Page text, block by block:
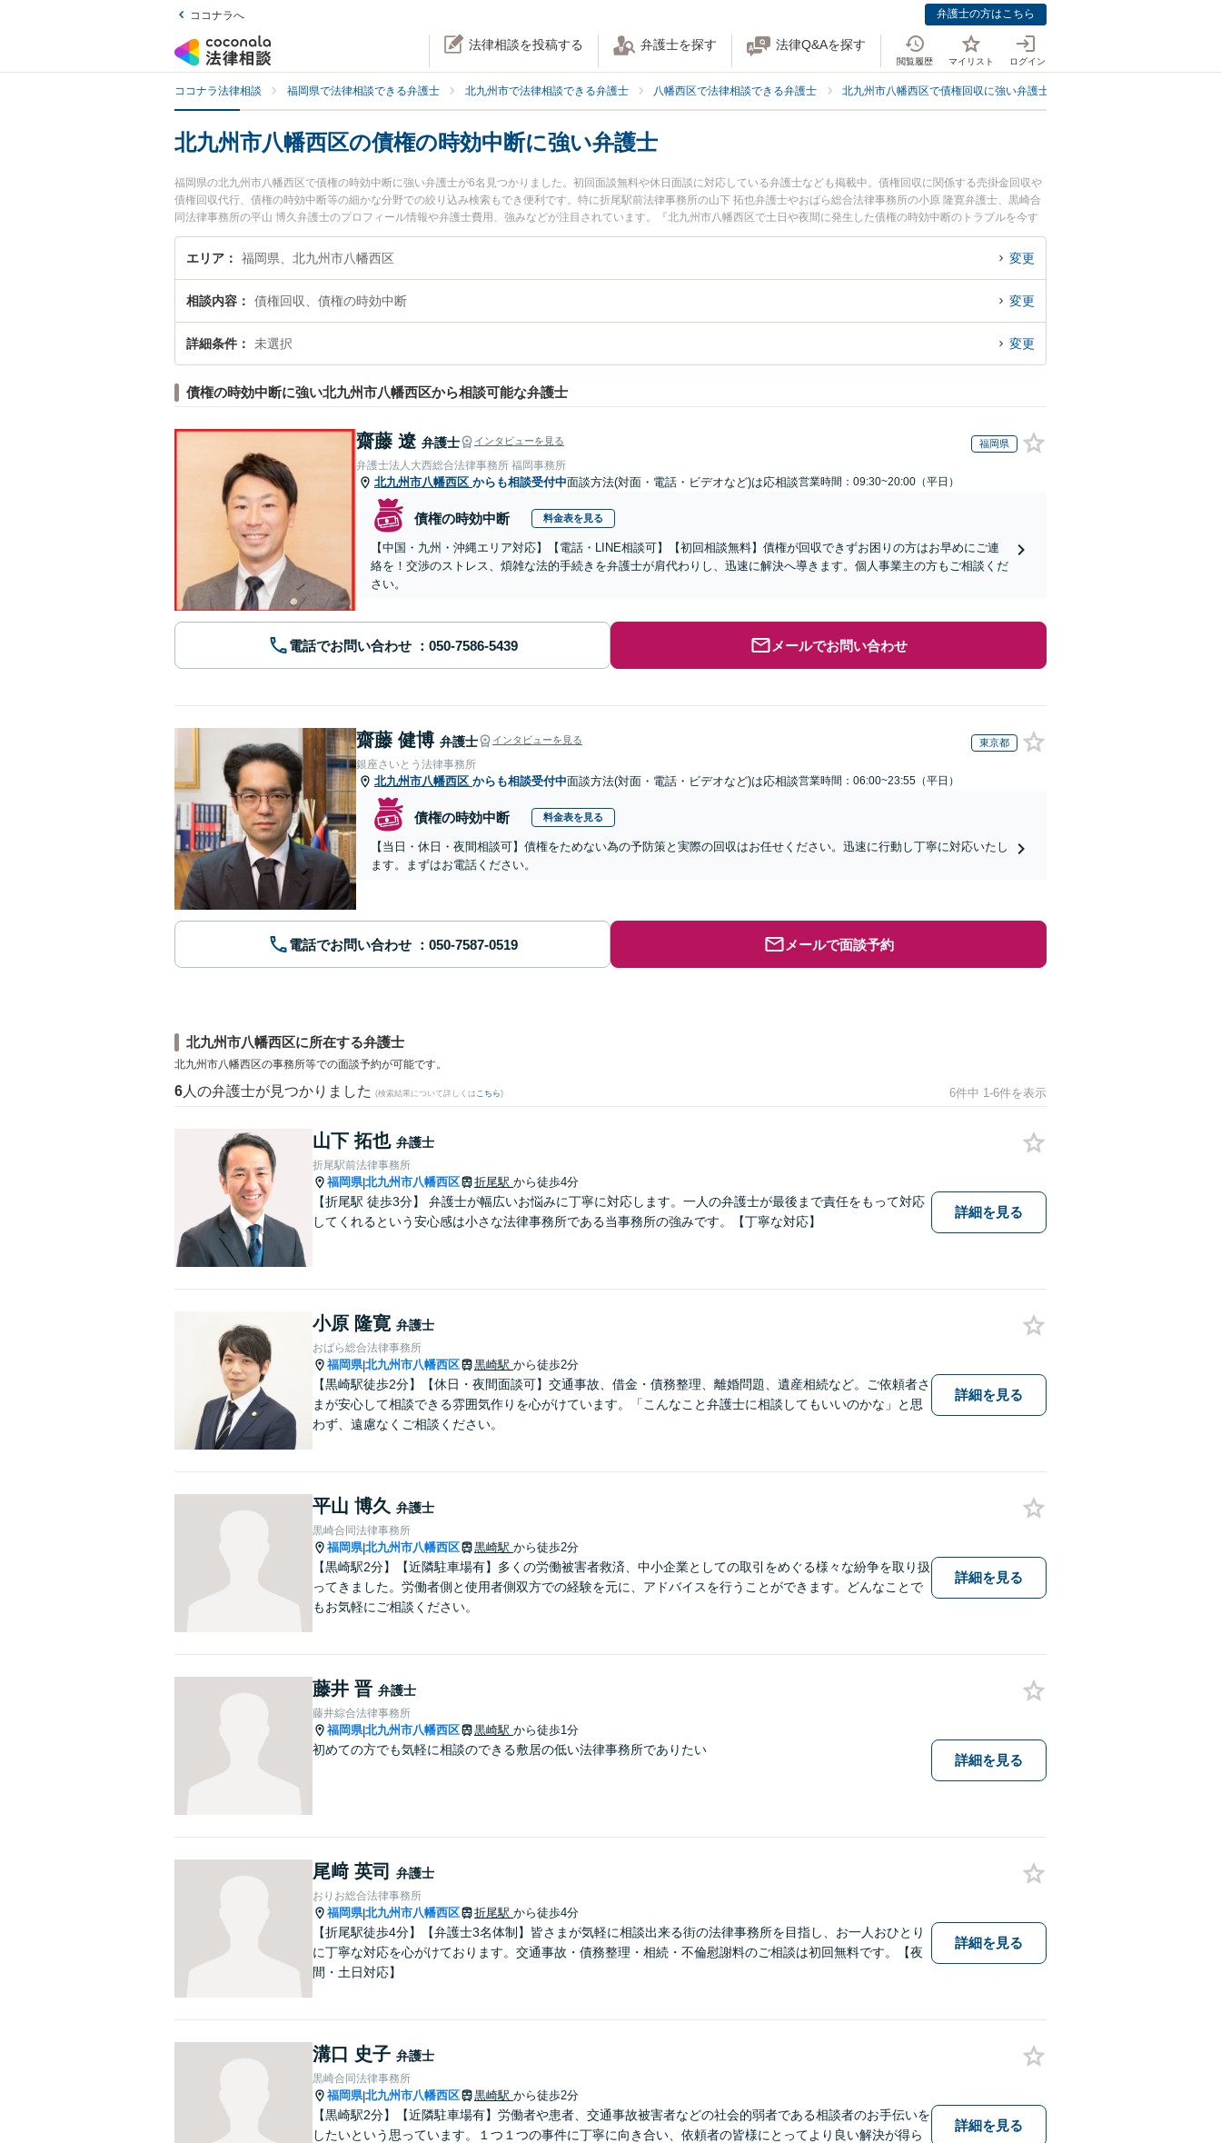
ココナラへ 弁護士の方はこちら
法律相談を投稿する 弁護士を探す 法律Q&Aを探す
閲覧履歴 マイリスト ログイン
ココナラ法律相談 福岡県で法律相談できる弁護士 北九州市で法律相談できる弁護士 八幡西区で法律相談できる弁護士 北九州市八幡西区で債権回収に強い弁護士
北九州市八幡西区の債権の時効中断に強い弁護士
福岡県の北九州市八幡西区で債権の時効中断に強い弁護士が6名見つかりました。初回面談無料や休日面談に対応している弁護士なども掲載中。債権回収に関係する売掛金回収や
債権回収代行、債権の時効中断等の細かな分野での絞り込み検索もでき便利です。特に折尾駅前法律事務所の山下 拓也弁護士やおばら総合法律事務所の小原 隆寛弁護士、黒崎合
同法律事務所の平山 博久弁護士のプロフィール情報や弁護士費用、強みなどが注目されています。『北九州市八幡西区で土日や夜間に発生した債権の時効中断のトラブルを今す
ぐに弁護士に相談したい』『債権の時効中断のトラブル解決の実績豊富な近くの弁護士を検索したい』『初回相談無料で債権の時効中断を法律相談できる北九州市八幡西区内の弁
護士に相談予約したい』などでお困りの相談者さんにおすすめです。
エリア 福岡県、北九州市八幡西区 変更
相談内容 債権回収、債権の時効中断 変更
詳細条件 未選択 変更
債権の時効中断に強い北九州市八幡西区から相談可能な弁護士
齋藤 遼 弁護士 インタビューを見る 福岡県
弁護士法人大西総合法律事務所 福岡事務所
北九州市八幡西区 からも相談受付中面談方法(対面・電話・ビデオなど)は応相談営業時間：09:30~20:00（平日）
債権の時効中断 料金表を見る
【中国・九州・沖縄エリア対応】【電話・LINE相談可】【初回相談無料】債権が回収できずお困りの方はお早めにご連
絡を！交渉のストレス、煩雑な法的手続きを弁護士が肩代わりし、迅速に解決へ導きます。個人事業主の方もご相談くだ
さい。
電話でお問い合わせ メールでお問い合わせ
齋藤 健博 弁護士 インタビューを見る 東京都
銀座さいとう法律事務所
北九州市八幡西区 からも相談受付中面談方法(対面・電話・ビデオなど)は応相談営業時間：06:00~23:55（平日）
債権の時効中断 料金表を見る
【当日・休日・夜間相談可】債権をためない為の予防策と実際の回収はお任せください。迅速に行動し丁寧に対応いたし
ます。まずはお電話ください。
電話でお問い合わせ メールで面談予約
北九州市八幡西区に所在する弁護士
北九州市八幡西区の事務所等での面談予約が可能です。
6 人の弁護士が見つかりました (検索結果について詳しくは こちら) 6件中 1-6件を表示
山下 拓也 弁護士
折尾駅前法律事務所
福岡県|北九州市八幡西区 折尾駅 から徒歩4分
【折尾駅 徒歩3分】 弁護士が幅広いお悩みに丁寧に対応します。一人の弁護士が最後まで責任をもって対応
してくれるという安心感は小さな法律事務所である当事務所の強みです。【丁寧な対応】
詳細を見る
小原 隆寛 弁護士
おばら総合法律事務所
福岡県|北九州市八幡西区 黒崎駅 から徒歩2分
【黒崎駅徒歩2分】【休日・夜間面談可】交通事故、借金・債務整理、離婚問題、遺産相続など。ご依頼者さ
まが安心して相談できる雰囲気作りを心がけています。「こんなこと弁護士に相談してもいいのかな」と思
わず、遠慮なくご相談ください。
詳細を見る
平山 博久 弁護士
黒崎合同法律事務所
福岡県|北九州市八幡西区 黒崎駅 から徒歩2分
【黒崎駅2分】【近隣駐車場有】多くの労働被害者救済、中小企業としての取引をめぐる様々な紛争を取り扱
ってきました。労働者側と使用者側双方での経験を元に、アドバイスを行うことができます。どんなことで
もお気軽にご相談ください。
詳細を見る
藤井 晋 弁護士
藤井綜合法律事務所
福岡県|北九州市八幡西区 黒崎駅 から徒歩1分
初めての方でも気軽に相談のできる敷居の低い法律事務所でありたい
詳細を見る
尾﨑 英司 弁護士
おりお総合法律事務所
福岡県|北九州市八幡西区 折尾駅 から徒歩4分
【折尾駅徒歩4分】【弁護士3名体制】皆さまが気軽に相談出来る街の法律事務所を目指し、お一人おひとり
に丁寧な対応を心がけております。交通事故・債務整理・相続・不倫慰謝料のご相談は初回無料です。【夜
間・土日対応】
詳細を見る
溝口 史子 弁護士
黒崎合同法律事務所
福岡県|北九州市八幡西区 黒崎駅 から徒歩2分
【黒崎駅2分】【近隣駐車場有】労働者や患者、交通事故被害者などの社会的弱者である相談者のお手伝いを
したいという思っています。１つ１つの事件に丁寧に向き合い、依頼者の皆様にとってより良い解決が得ら
詳細を見る